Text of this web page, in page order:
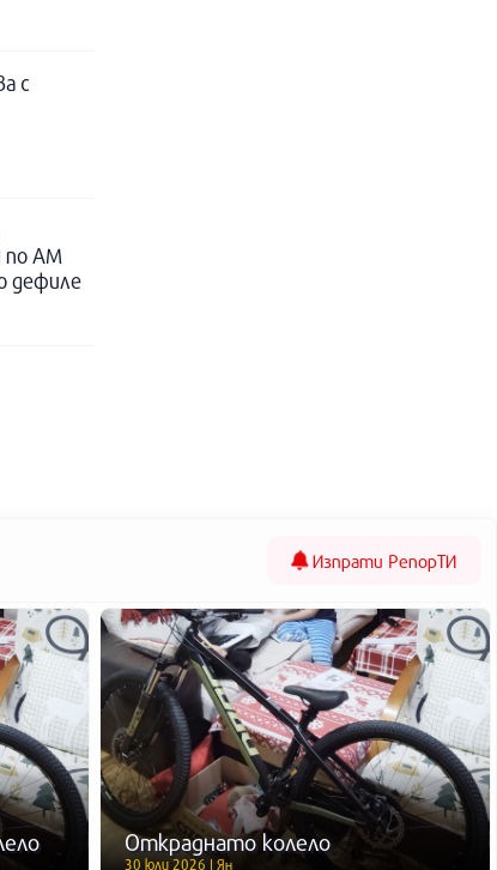
с
по АМ
дефиле
Изпрати РепорТИ
Откраднато колело
30 юли 2026 | Ян